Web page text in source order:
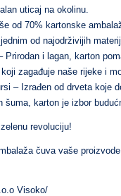
uticaj na okolinu.
od 70% kartonske
od najodrživijih
Prirodan i lagan, karton
zagađuje naše rijeke i
– Izrađen od drveta koje
šuma, karton je izbor
revoluciju!
čuva vaše
Visoko/